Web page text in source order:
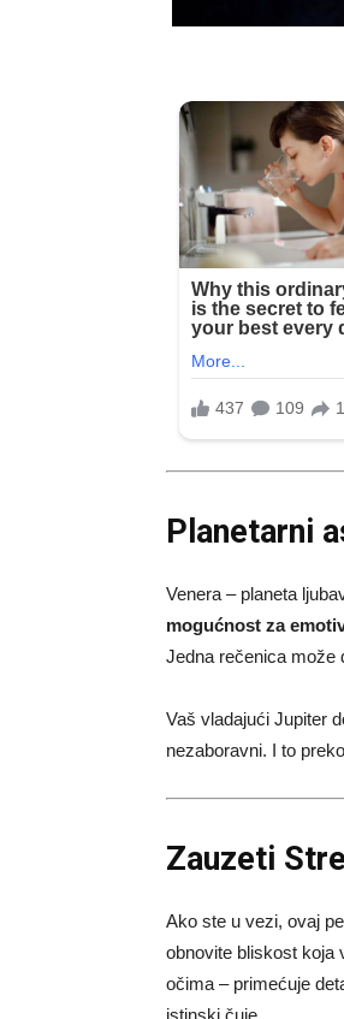
Planetarni
Venera – planeta
mogućnost za
Jedna rečenica može
Vaš vladajući Jupiter
nezaboravni. I to
Zauzeti
Ako ste u vezi, ovaj
obnovite bliskost koja
očima – primećuje
istinski čuje.